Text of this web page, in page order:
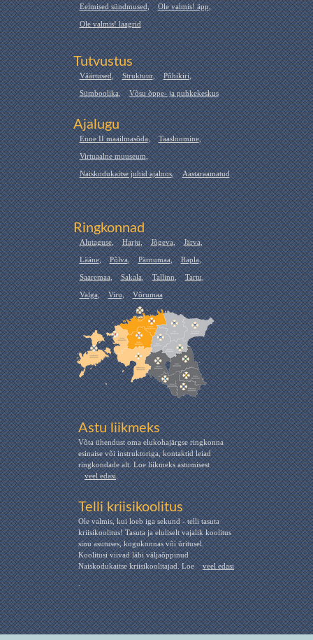
Eelmised sündmused, Ole valmis! äpp,
Ole valmis! laagrid
Tutvustus
Väärtused, Struktuur, Põhikiri,
Sümboolika, Võsu õppe- ja puhkekeskus
Ajalugu
Enne II maailmasõda, Taasloomine,
Virtuaalne muuseum,
Naiskodukaitse juhid ajaloos, Aastaraamatud
Ringkonnad
Alutaguse, Harju, Jõgeva, Järva,
Lääne, Põlva, Pärnumaa, Rapla,
Saaremaa, Sakala, Tallinn, Tartu,
Valga, Viru, Võrumaa
Astu liikmeks
Võta ühendust oma elukohajärgse ringkonna
esinaise või instruktoriga, kontaktid leiad
ringkondade alt. Loe liikmeks astumisest
veel edasi.
Telli kriisikoolitus
Ole valmis, kui loeb iga sekund - telli tasuta
kriisikoolitus! Tasuta ja eluliselt vajalik koolitus
sinu asutuses, kogukonnas või üritusel.
Koolitusi viivad läbi väljaõppinud
Naiskodukaitse kriisikoolitajad. Loe
veel edasi
.